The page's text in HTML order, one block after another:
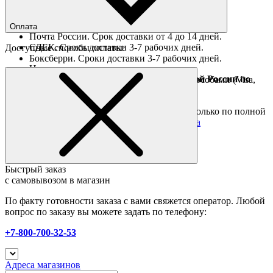
Ориентировочные сроки доставки по России
Почта России. Срок доставки от 4 до 14 дней.
СДЕК. Сроки доставки 3-7 рабочих дней.
Боксберри. Сроки доставки 3-7 рабочих дней.
Доставка за границу осуществляется Почтой России по
полной предоплате
Подробные условия
Оплата
Доступные способы оплаты:
Наличными при получении
Оплата он-лайн всеми популярными способами (Visa,
Mastercard и тд.)
Товары со скидкой отправляются по России только по полной
предоплате. Все подробности в разделе
оплата
Быстрый заказ
с самовывозом в магазин
По факту готовности заказа с вами свяжется оператор. Любой
вопрос по заказу вы можете задать по телефону:
+7-800-700-32-53
Адреса магазинов